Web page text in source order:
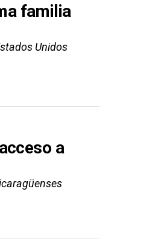
familia
Unidos
a